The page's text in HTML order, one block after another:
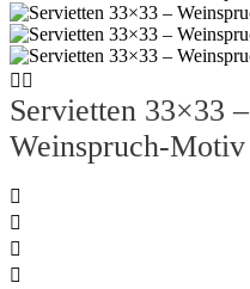
 
Servietten 33×33 –
Weinspruch‑Motiv



